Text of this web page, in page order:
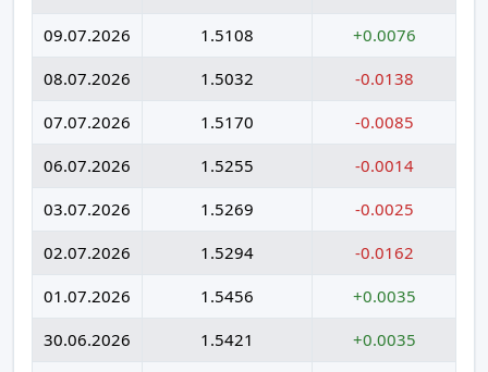
09.07.2026
1.5108
+0.0076
08.07.2026
1.5032
-0.0138
07.07.2026
1.5170
-0.0085
06.07.2026
1.5255
-0.0014
03.07.2026
1.5269
-0.0025
02.07.2026
1.5294
-0.0162
01.07.2026
1.5456
+0.0035
30.06.2026
1.5421
+0.0035